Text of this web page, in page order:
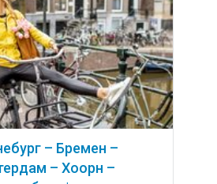
– Бремен –
– Хоорн –